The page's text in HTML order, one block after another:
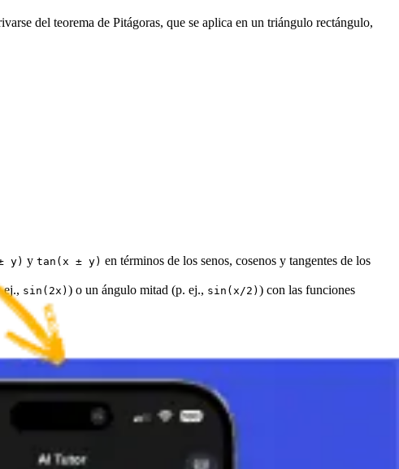
del teorema de Pitágoras, que se aplica en un triángulo rectángulo,
y) y tan(x ± y) en términos de los senos, cosenos y tangentes de los
ej., sin(2x) ) o un ángulo mitad (p. ej., sin(x/2) ) con las funciones
se desea un resultado más simple. También se encuentran en la
trigonométricas.
e interconexión de diferentes funciones trigonométricas. Su